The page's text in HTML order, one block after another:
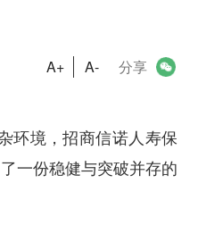
A+ A- 分享
环境，招商信诺人寿保
一份稳健与突破并存的